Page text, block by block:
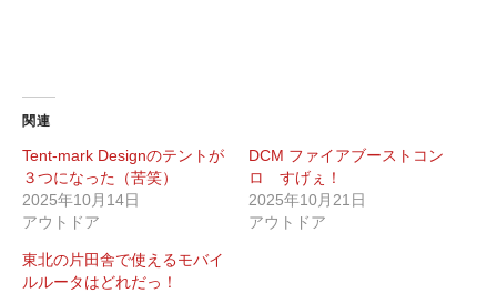
関連
Tent-mark Designのテントが
３つになった（苦笑）
2025年10月14日
アウトドア
DCM ファイアブーストコン
ロ すげぇ！
2025年10月21日
アウトドア
東北の片田舎で使えるモバイ
ルルータはどれだっ！